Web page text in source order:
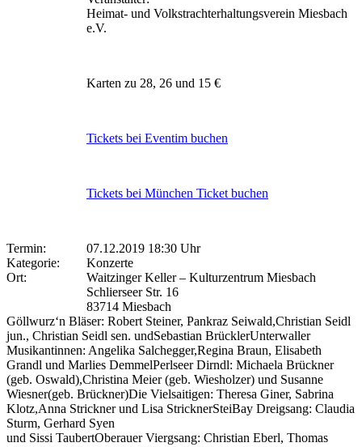
Heimat- und Volkstrachterhaltungsverein Miesbach
e.V.
Karten zu 28, 26 und 15 €
Tickets bei Eventim buchen
Tickets bei München Ticket buchen
Termin:
07.12.2019 18:30 Uhr
Kategorie:
Konzerte
Ort:
Waitzinger Keller – Kulturzentrum Miesbach
Schlierseer Str. 16
83714 Miesbach
Göllwurz‘n Bläser: Robert Steiner, Pankraz Seiwald,Christian Seidl
jun., Christian Seidl sen. undSebastian BrücklerUnterwaller
Musikantinnen: Angelika Salchegger,Regina Braun, Elisabeth
Grandl und Marlies DemmelPerlseer Dirndl: Michaela Brückner
(geb. Oswald),Christina Meier (geb. Wiesholzer) und Susanne
Wiesner(geb. Brückner)Die Vielsaitigen: Theresa Giner, Sabrina
Klotz,Anna Strickner und Lisa StricknerSteiBay Dreigsang: Claudia
Sturm, Gerhard Syen
und Sissi TaubertOberauer Viergsang: Christian Eberl, Thomas